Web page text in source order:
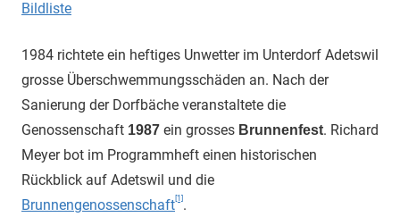
Bildliste
1984 richtete ein heftiges Unwetter im Unterdorf Adetswil
grosse Überschwemmungsschäden an. Nach der
Sanierung der Dorfbäche veranstaltete die
Genossenschaft 1987 ein grosses Brunnenfest. Richard
Meyer bot im Programmheft einen historischen
Rückblick auf Adetswil und die
Brunnengenossenschaft[1] .